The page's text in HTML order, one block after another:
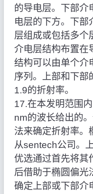
的导电层。下部介
电层的下方。下部
层组成或包括多个
介电层结构布置在
结构可以由单个介
序列。上部和下部
1.9的折射率。
17.在本发明范围
nm的波长给出的
法来确定折射率。
从sentech公司。
优选通过首先将其
后借助于椭圆偏光
确定上部或下部介